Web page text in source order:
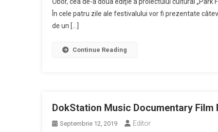
În cele patru zile ale festivalului vor fi prezentate
de un […]
Continue Reading
DokStation Music Documentary
Septembrie 12, 2019 Editor